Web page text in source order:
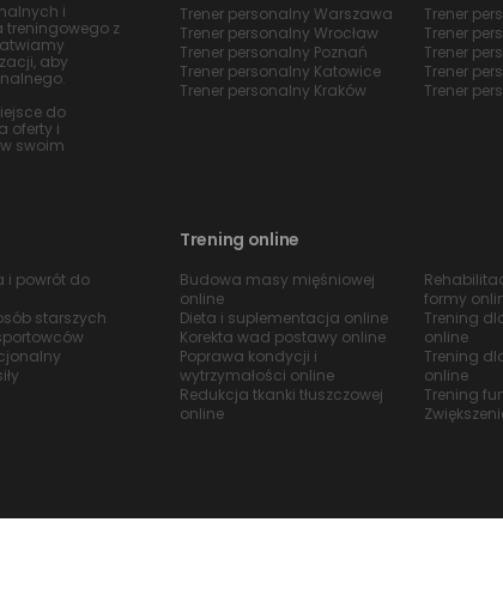
i
z
aby
do
oferty i
swoim
Trener personalny Warszawa
Trener personalny Wrocław
Trener personalny Poznań
Trener personalny Katowice
Trener personalny Kraków
Trener
Trener
Trener
Trener
Trener
i powrót do
starszych
Trening online
Budowa masy mięśniowej
online
Dieta i suplementacja online
Korekta wad postawy online
Poprawa kondycji i
wytrzymałości online
Redukcja tkanki tłuszczowej
online
formy
Trening
online
Trening
online
Trening